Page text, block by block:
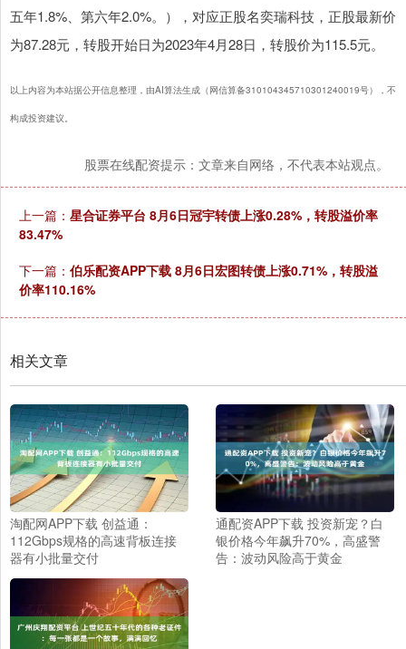
五年1.8%、第六年2.0%。），对应正股名奕瑞科技，正股最新价
为87.28元，转股开始日为2023年4月28日，转股价为115.5元。
以上内容为本站据公开信息整理，由AI算法生成（网信算备310104345710301240019号），不
构成投资建议。
股票在线配资提示：文章来自网络，不代表本站观点。
上一篇： 星合证券平台 8月6日冠宇转债上涨0.28%，转股溢价率
83.47%
下一篇： 伯乐配资APP下载 8月6日宏图转债上涨0.71%，转股溢
价率110.16%
相关文章
淘配网APP下载 创益通：
112Gbps规格的高速背板连接
器有小批量交付
通配资APP下载 投资新宠？白
银价格今年飙升70%，高盛警
告：波动风险高于黄金